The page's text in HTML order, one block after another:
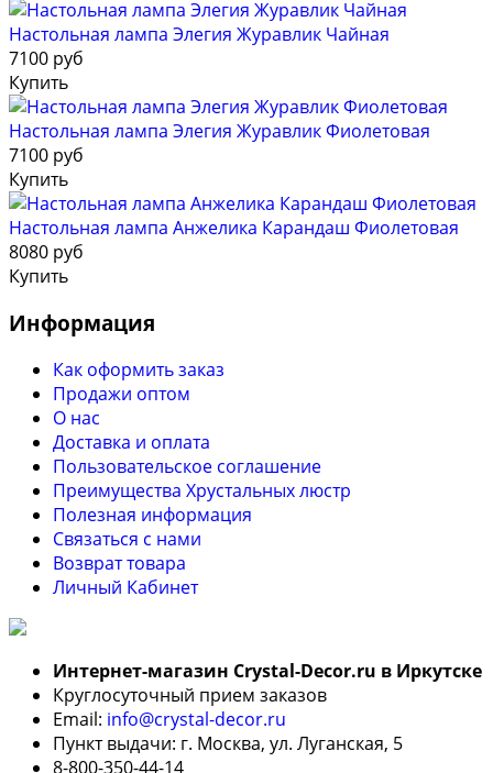
Настольная лампа Элегия Журавлик Чайная
7100 руб
Купить
Настольная лампа Элегия Журавлик Фиолетовая
7100 руб
Купить
Настольная лампа Анжелика Карандаш Фиолетовая
8080 руб
Купить
Информация
Как оформить заказ
Продажи оптом
О нас
Доставка и оплата
Пользовательское соглашение
Преимущества Хрустальных люстр
Полезная информация
Связаться с нами
Возврат товара
Личный Кабинет
Интернет-магазин Crystal-Decor.ru в Иркутске
Круглосуточный прием заказов
Email: info@crystal-decor.ru
Пункт выдачи: г. Москва, ул. Луганская, 5
8-800-350-44-14